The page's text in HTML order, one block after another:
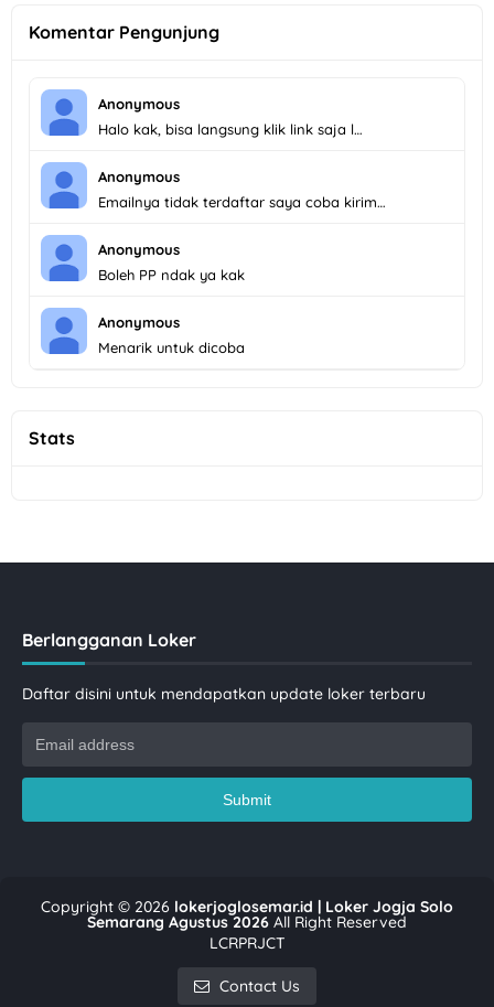
Komentar Pengunjung
Anonymous
Halo kak, bisa langsung klik link saja l…
Anonymous
Emailnya tidak terdaftar saya coba kirim…
Anonymous
Boleh PP ndak ya kak
Anonymous
Menarik untuk dicoba
Stats
Berlangganan Loker
Daftar disini untuk mendapatkan update loker terbaru
Copyright © 2026 lokerjoglosemar.id | Loker Jogja Solo
Semarang Agustus 2026 All Right Reserved
LCRPRJCT
Contact Us